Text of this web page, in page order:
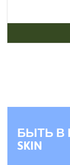
БЫТЬ В
SKIN